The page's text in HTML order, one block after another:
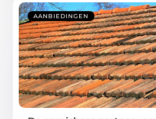
AANBIEDINGEN